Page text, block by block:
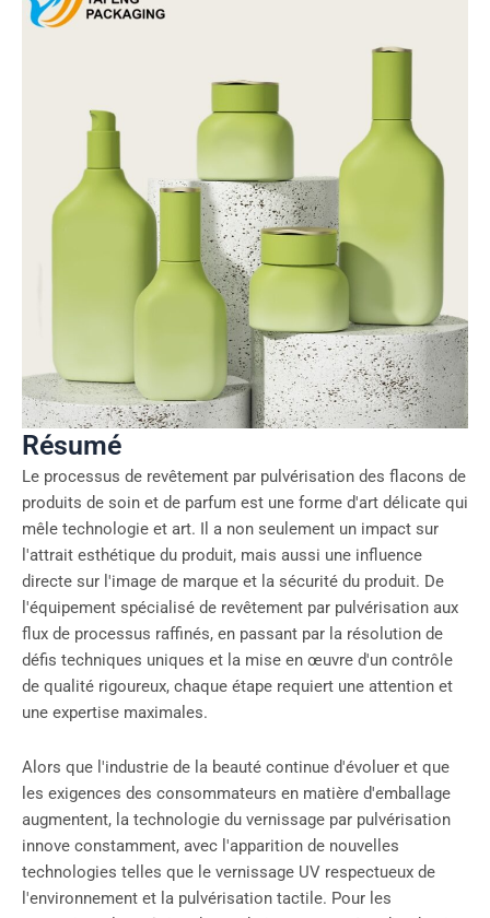
Résumé
Le processus de revêtement par pulvérisation des flacons de
produits de soin et de parfum est une forme d'art délicate qui
mêle technologie et art. Il a non seulement un impact sur
l'attrait esthétique du produit, mais aussi une influence
directe sur l'image de marque et la sécurité du produit. De
l'équipement spécialisé de revêtement par pulvérisation aux
flux de processus raffinés, en passant par la résolution de
défis techniques uniques et la mise en œuvre d'un contrôle
de qualité rigoureux, chaque étape requiert une attention et
une expertise maximales.
Alors que l'industrie de la beauté continue d'évoluer et que
les exigences des consommateurs en matière d'emballage
augmentent, la technologie du vernissage par pulvérisation
innove constamment, avec l'apparition de nouvelles
technologies telles que le vernissage UV respectueux de
l'environnement et la pulvérisation tactile. Pour les